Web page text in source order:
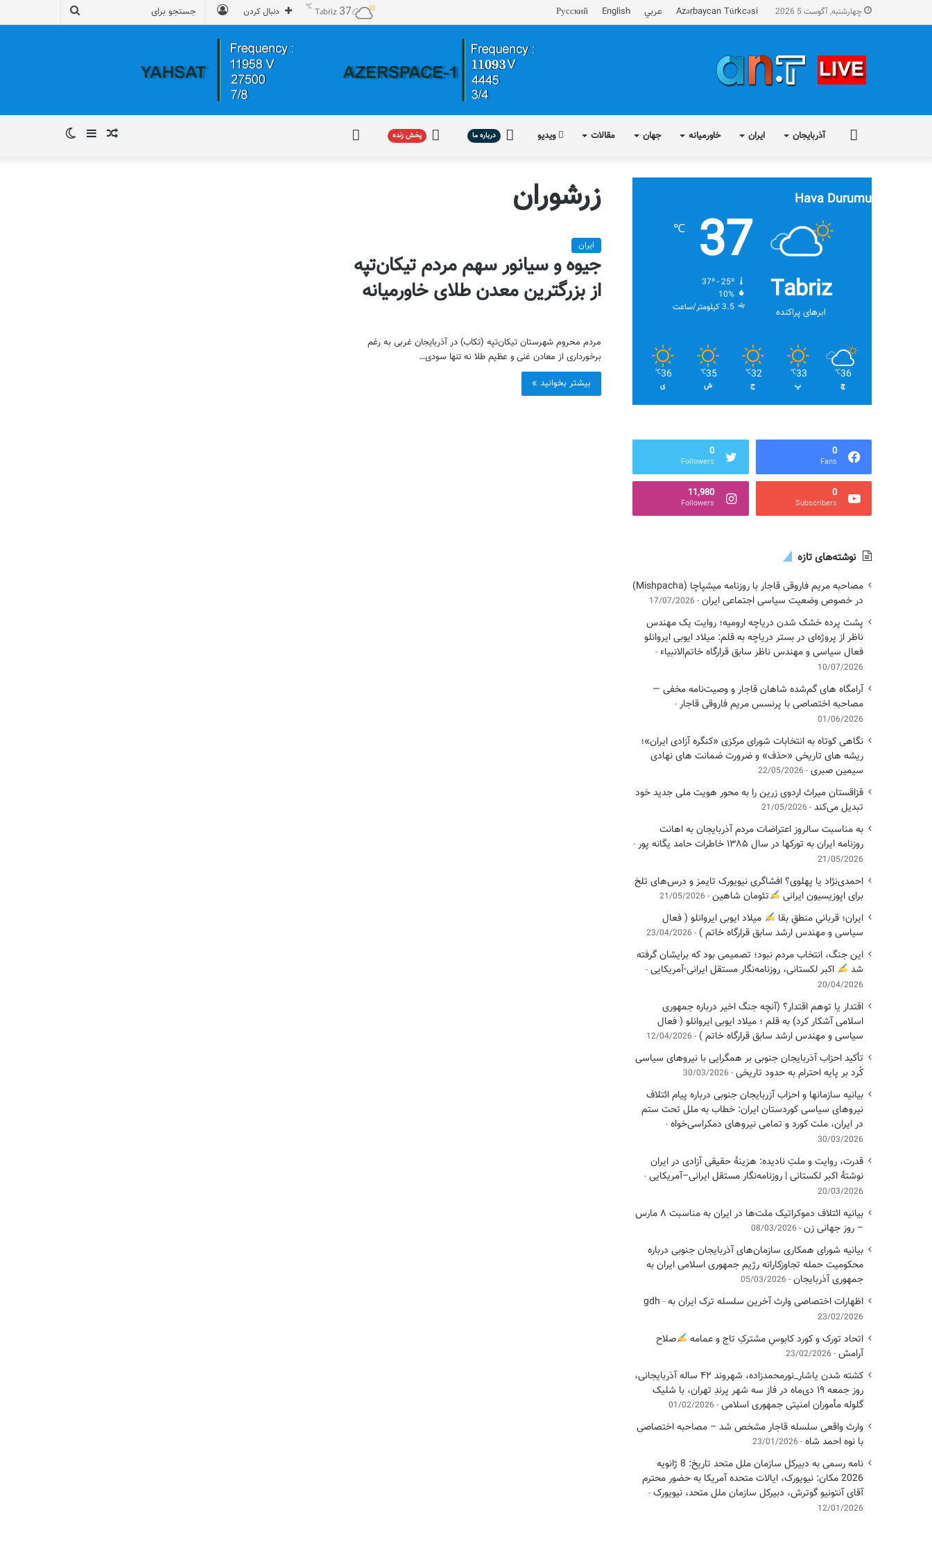
چهارشنبه, آگوست 5 2026 Azərbaycan Türkcəsi عربي English
Русский دنبال کردن Təbriz37
℃
آذربایجان ایران خاورمیانه جهان مقالات ویدیو درباره
درباره ما پخش
پخش زنده سایدبار نوشته
زرشوران
ایران
جیوه و سیانور سهم مردم تیکان‌تپه
از بزرگترین معدن طلای خاورمیانه
مردم محروم شهرستان تیکان‌تپه (تکاب) در آذربایجان غربی به رغم
برخورداری از معادن غنی و عظیم طلا نه تنها سودی…
بیشتر بخوانید »
Hava Durumu
Tabriz
ابرهای پراکنده
37
℃
37º - 25º
10%
3.5 کیلومتر/ساعت
36
℃
چ
33
℃
پ
32
℃
ج
35
℃
ش
36
℃
ی
0
Fans
0
Followers
0
Subscribers
11,980
Followers
نوشته‌های تازه
مصاحبه مریم فاروقی قاجار با روزنامه میشپاچا (Mishpacha)
در خصوص وضعیت سیاسی اجتماعی ایران 17/07/2026
پشت پرده خشک شدن دریاچه ارومیه؛ روایت یک مهندس
ناظر از پروژه‌ای در بستر دریاچه به قلم: میلاد ایوبی ایروانلو
فعال سیاسی و مهندس ناظر سابق قرارگاه خاتم‌الانبیاء
10/07/2026
آرامگاه های گم‌شده شاهان قاجار و وصیت‌نامه مخفی —
مصاحبه اختصاصی با پرنسس مریم فاروقی قاجار
01/06/2026
نگاهی کوتاه به انتخابات شورای مرکزی «کنگره آزادی ایران»؛
ریشه های تاریخی «حذف» و ضرورت ضمانت های نهادی
سیمین صبری 22/05/2026
قزاقستان میراث اردوی زرین را به محور هویت ملی جدید خود
تبدیل می‌کند 21/05/2026
به مناسبت سالروز اعتراضات مردم آذربایجان به اهانت
روزنامه ایران به تورکها در سال ۱۳۸۵ خاطرات حامد یگانه پور
21/05/2026
احمدی‌نژاد یا پهلوی؟ افشاگری نیویورک تایمز و درس‌های تلخ
برای اپوزیسیون ایرانی
تئومان شاهین 21/05/2026
ایران؛ قربانیِ منطقِ بقا
میلاد ایوبی ایروانلو ( فعال
سیاسی ‌و مهندس ارشد سابق قرارگاه خاتم ) 23/04/2026
این جنگ، انتخاب مردم نبود؛ تصمیمی بود که برایشان گرفته
شد
اکبر لکستانی، روزنامه‌نگار مستقل ایرانی-آمریکایی
20/04/2026
اقتدار یا توهم اقتدار؟ (آنچه جنگ اخیر درباره جمهوری
اسلامی آشکار کرد) به قلم ؛ میلاد ایوبی ایروانلو ( فعال
سیاسی و مهندس ارشد سابق قرارگاه خاتم ) 12/04/2026
تأکید احزاب آذربایجان جنوبی بر همگرایی با نیروهای سیاسی
کُرد بر پایه احترام به حدود تاریخی 30/03/2026
بیانیه سازمانها و احزاب آزربایجان جنوبی درباره پیام ائتلاف
نیروهای سیاسی کوردستان ایران: خطاب به ملل تحت ستم
در ایران، ملت کورد و تمامی نیروهای دمکراسی‌خواه
30/03/2026
قدرت، روایت و ملتِ نادیده: هزینهٔ حقیقی آزادی در ایران
نوشتهٔ اکبر لکستانی | روزنامه‌نگار مستقل ایرانی–آمریکایی
20/03/2026
بیانیه ائتلاف دموکراتیک ملت‌ها در ایران به مناسبت ۸ مارس
– روز جهانی زن 08/03/2026
بیانیه شورای همکاری سازمان‌های آذربایجان جنوبی درباره
محکومیت حمله تجاوزکارانه رژیم جمهوری اسلامی ایران به
جمهوری آذربایجان 05/03/2026
اظهارات اختصاصی وارث آخرین سلسله ترک ایران به gdh
23/02/2026
اتحاد تورک و کورد کابوسِ مشترکِ تاج و عمامه
​صلاح
آرامش 23/02/2026
کشته شدن یاشار_نورمحمدزاده، شهروند ۴۲ ساله آذربایجانی،
روز جمعه ۱۹ دی‌ماه در فاز سه شهر پرندِ تهران، با شلیک
گلوله مأموران امنیتی جمهوری اسلامی 01/02/2026
وارث واقعی سلسله قاجار مشخص شد – مصاحبه اختصاصی
با نوه احمد شاه 23/01/2026
نامه رسمی به دبیرکل سازمان ملل متحد تاریخ: 8 ژانویه
2026 مکان: نیویورک، ایالات متحده آمریکا به حضور محترم
آقای آنتونیو گوترش، دبیرکل سازمان ملل متحد، نیویورک
12/01/2026